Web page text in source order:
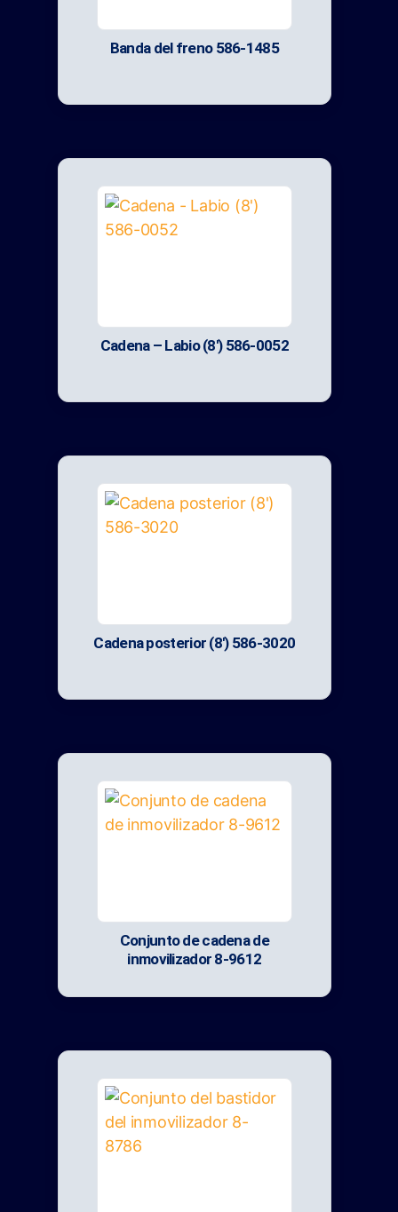
Banda del freno 586-1485
Cadena – Labio (8′) 586-0052
Cadena posterior (8′) 586-3020
Conjunto de cadena de
inmovilizador 8-9612